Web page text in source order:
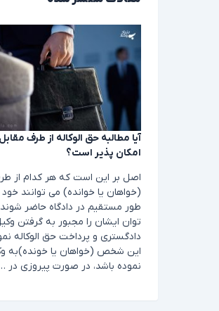
آیا مطالبه حق الوکاله از طرف
امکان پذیر است؟
اصل بر این است که هر کدام از
(خواهان یا خوانده) می توانند
طور مستقیم در دادگاه حاضر
توان ایشان را مجبور به گرفتن
دادگستری و پرداخت حق الوکاله
این شخص (خواهان یا خونده)به
نموده باشد، در صورت پیروزی در